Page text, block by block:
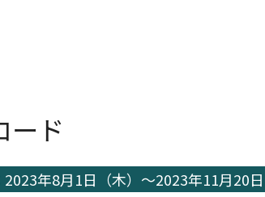
ード
年8月1日（木）～2023年11月20日